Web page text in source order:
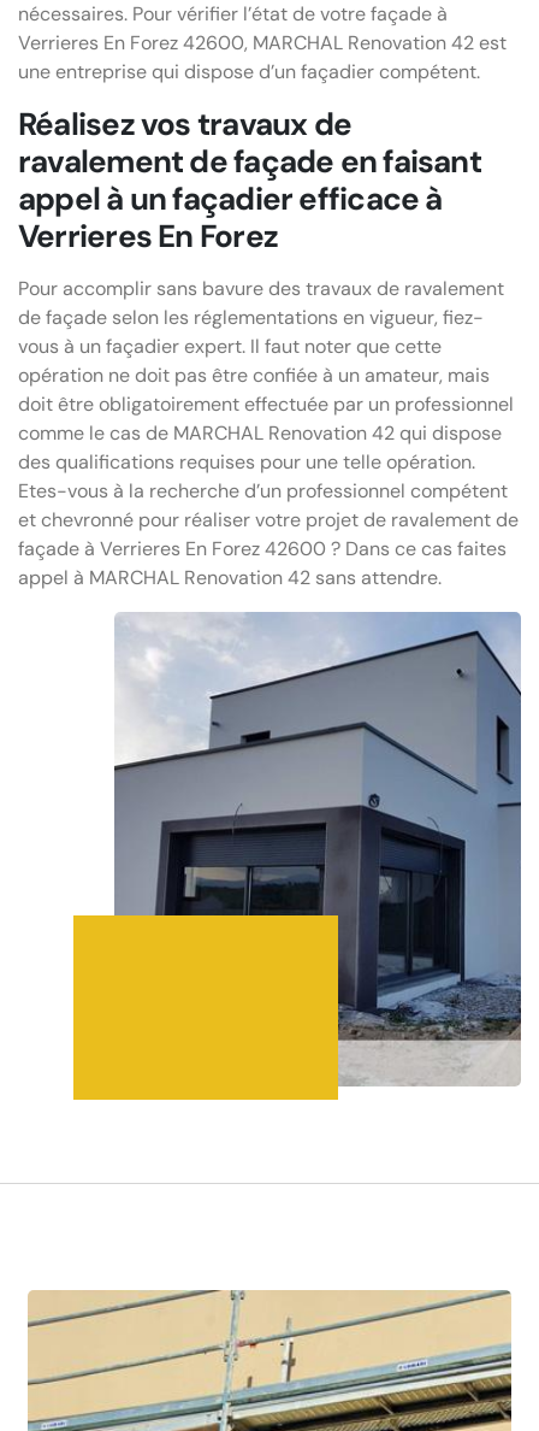
nécessaires. Pour vérifier l’état de votre façade à
Verrieres En Forez 42600, MARCHAL Renovation 42 est
une entreprise qui dispose d’un façadier compétent.
Réalisez vos travaux de
ravalement de façade en faisant
appel à un façadier efficace à
Verrieres En Forez
Pour accomplir sans bavure des travaux de ravalement
de façade selon les réglementations en vigueur, fiez-
vous à un façadier expert. Il faut noter que cette
opération ne doit pas être confiée à un amateur, mais
doit être obligatoirement effectuée par un professionnel
comme le cas de MARCHAL Renovation 42 qui dispose
des qualifications requises pour une telle opération.
Etes-vous à la recherche d’un professionnel compétent
et chevronné pour réaliser votre projet de ravalement de
façade à Verrieres En Forez 42600 ? Dans ce cas faites
appel à MARCHAL Renovation 42 sans attendre.